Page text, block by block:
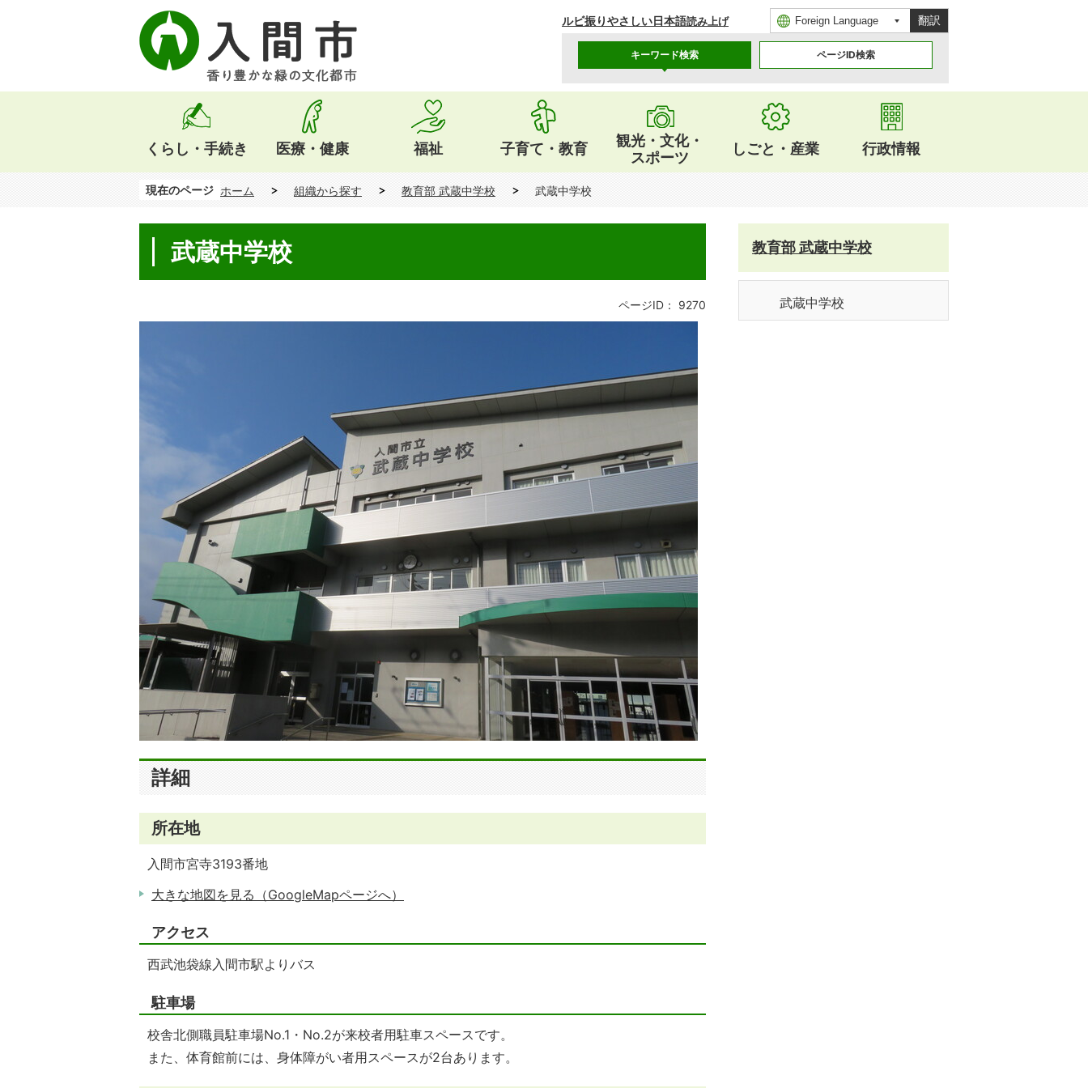
ルビ振りやさしい日本語読み上げ 翻訳
キーワード検索 ページID検索
くらし・手続き 医療・健康 福祉 子育て・教育
観光・文化・
スポーツ
しごと・産業 行政情報
現在のページ ホーム 組織から探す 教育部 武蔵中学校 武蔵中学校
武蔵中学校
ページID： 9270
詳細
所在地
入間市宮寺3193番地
大きな地図を見る（GoogleMapページへ）
アクセス
西武池袋線入間市駅よりバス
駐車場
校舎北側職員駐車場No.1・No.2が来校者用駐車スペースです。
また、体育館前には、身体障がい者用スペースが2台あります。
教育部 武蔵中学校
武蔵中学校